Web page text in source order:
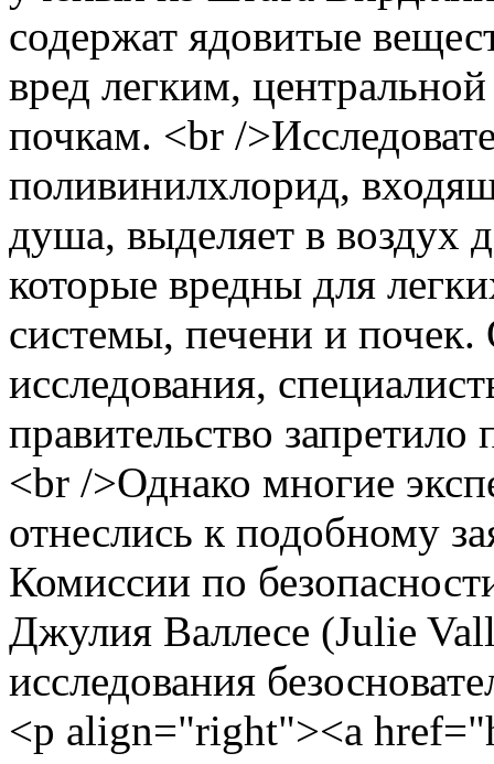
содержат ядовитые
вред легким,
почкам. <br /
поливинилхлорид,
душа, выделяет в воздух
которые вредны для
системы, печени и почек.
исследования,
правительство
<br />Однако многие
отнеслись к подобному
Комиссии по
Джулия Валлесе (Julie
исследования
<p align="right"><a